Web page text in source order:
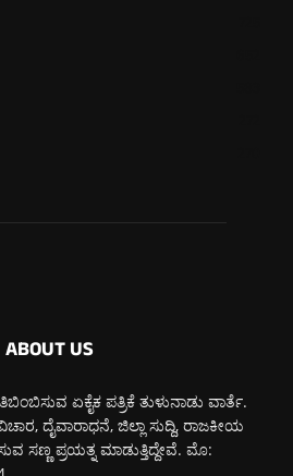
ABOUT US
ಏಕೈಕ ಪತ್ರಿಕೆ ತುಳುನಾಡು ವಾರ್ತೆ.
ದೈವಾರಾಧನೆ, ಜಿಲ್ಲಾ ಸುದ್ದಿ, ರಾಜಕೀಯ
ಸಣ್ಣ ಪ್ರಯತ್ನ ಮಾಡುತ್ತಿದ್ದೇವೆ. ಮೊ: